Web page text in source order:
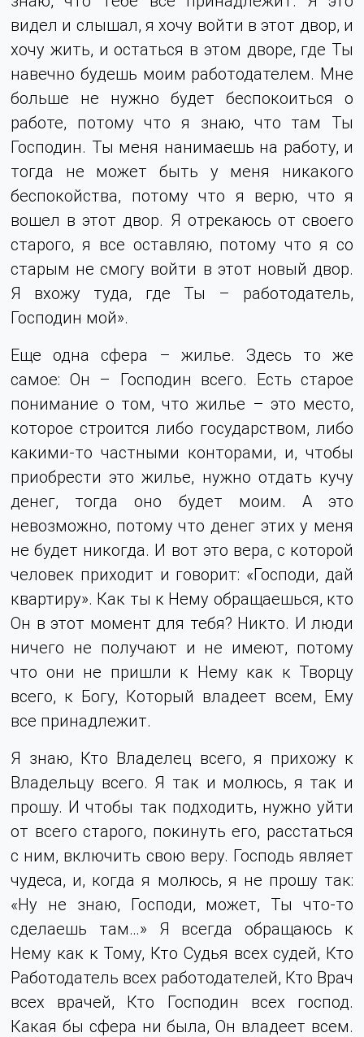
видел и слышал, я хочу войти в этот двор, и
хочу жить, и остаться в этом дворе, где Ты
навечно будешь моим работодателем. Мне
больше не нужно будет беспокоиться о
работе, потому что я знаю, что там Ты
Господин. Ты меня нанимаешь на работу, и
тогда не может быть у меня никакого
беспокойства, потому что я верю, что я
вошел в этот двор. Я отрекаюсь от своего
старого, я все оставляю, потому что я со
старым не смогу войти в этот новый двор.
Я вхожу туда, где Ты – работодатель,
Господин мой».
Еще одна сфера – жилье. Здесь то же
самое: Он – Господин всего. Есть старое
понимание о том, что жилье – это место,
которое строится либо государством, либо
какими-то частными конторами, и, чтобы
приобрести это жилье, нужно отдать кучу
денег, тогда оно будет моим. А это
невозможно, потому что денег этих у меня
не будет никогда. И вот это вера, с которой
человек приходит и говорит: «Господи, дай
квартиру». Как ты к Нему обращаешься, кто
Он в этот момент для тебя? Никто. И люди
ничего не получают и не имеют, потому
что они не пришли к Нему как к Творцу
всего, к Богу, Который владеет всем, Ему
все принадлежит.
Я знаю, Кто Владелец всего, я прихожу к
Владельцу всего. Я так и молюсь, я так и
прошу. И чтобы так подходить, нужно уйти
от всего старого, покинуть его, расстаться
с ним, включить свою веру. Господь являет
чудеса, и, когда я молюсь, я не прошу так:
«Ну не знаю, Господи, может, Ты что-то
сделаешь там…» Я всегда обращаюсь к
Нему как к Тому, Кто Судья всех судей, Кто
Работодатель всех работодателей, Кто Врач
всех врачей, Кто Господин всех господ.
Какая бы сфера ни была, Он владеет всем.